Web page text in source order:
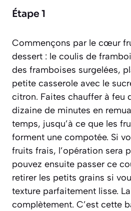
Étape 1
Commençons par le cœur
dessert : le coulis de
des framboises surgelées,
petite casserole avec le
citron. Faites chauffer à feu
dizaine de minutes en
temps, jusqu’à ce que les
forment une compotée. Si
fruits frais, l’opération sera
pouvez ensuite passer ce
retirer les petits grains si
texture parfaitement lisse.
complètement. C’est cette